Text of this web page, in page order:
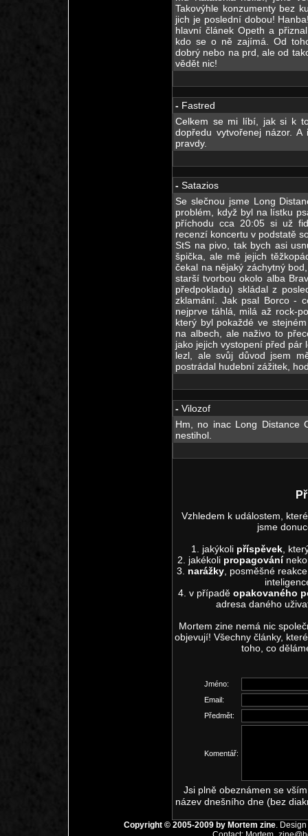
Takovýhle konzumenty bez
jich je poslední dobou!
hlavní článek Opeth a
kdo se o ně zajímá. Od
dobrý nebo na prd, ale od
vědět nic!
- Fastred
Celkem se mi líbí, jak si k
dopředu vytvořenej názor.
pravdy.
- Satazios
Se slečnou jsme Long
problém, když byl na lístku
příchodu cca 20:05 si už
recenzí koncertu v podstatě
StS na pivo, tak bych asi
špička, ale mě jejich
čekal na nějaký záchytný
starší tvorbou okolo alba
předpokladu) skládal z
zklamání. Jak psal Borco -
nejprve táhlá, milá až rock-
který byl pokaždé ve
na albech, ale naživo to
jako jejich vystopení před pár
lezl, ale svůj důvod jsem
postrádal hudební zážitek,
- Vilozof
Hm, no inac Long Distance
nestihol.
Vzhledem k událostem,
jsme
1. jakýkoli příspěvek,
2. jakékoli propagování
3. narážky, posměšné
4. v případě opakovaného
adresa daného
Mortem zine nemá nic
objevují! Všechny články,
toho, co
Jméno:
Email:
Předmět:
Komentář:
Jsi plně obeznámen se
název dnešního dne (bez
Copyright © 2005-2009 by Mortem zine.